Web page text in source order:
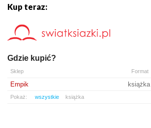
Kup teraz:
Gdzie kupić?
Sklep Format
Empik książka
Pokaż: wszystkie książka